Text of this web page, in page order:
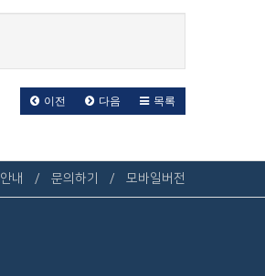
이전 다음 목록
내 문의하기 모바일버전